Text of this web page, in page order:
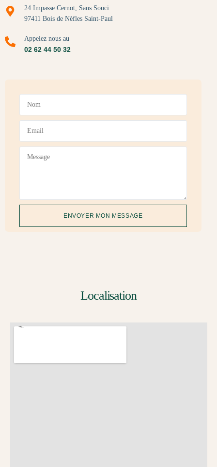
24 Impasse Cernot, Sans Souci
97411 Bois de Nèfles Saint-Paul
Appelez nous au
02 62 44 50 32
ENVOYER MON MESSAGE
Localisation